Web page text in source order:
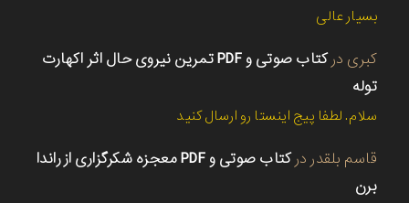
بسیار عالی
کبری در
کتاب صوتی و PDF تمرین نیروی حال اثر اکهارت
توله
سلام. لطفا پیج اینستا رو ارسال کنید
قاسم بلقدر در
کتاب صوتی و PDF معجزه شکرگزاری از راندا
برن